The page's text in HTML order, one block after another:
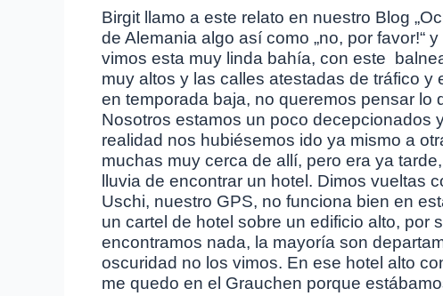
Birgit llamo a este relato en nuestro Blog
de Alemania algo así como „no, por favor!“
vimos esta muy linda bahía, con este
muy altos y las calles atestadas de tráfico
en temporada baja, no queremos pensar lo
Nosotros estamos un poco decepcionados
realidad nos hubiésemos ido ya mismo a
muchas muy cerca de allí, pero era ya
lluvia de encontrar un hotel. Dimos vueltas
Uschi, nuestro GPS, no funciona bien en
un cartel de hotel sobre un edificio alto, por
encontramos nada, la mayoría son
oscuridad no los vimos. En ese hotel alto
me quedo en el Grauchen porque